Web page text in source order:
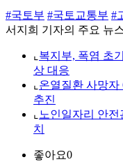
#국토부 #국토교통부 #
서지희 기자의 주요 뉴
⌞ 복지부, 폭염 초
상 대응
⌞ 온열질환 사망자
추진
⌞ 노인일자리 안전
치
좋아요0